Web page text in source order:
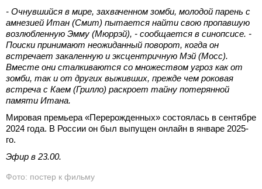
- Очнувшийся в мире, захваченном зомби, молодой парень с
амнезией Итан (Смит) пытается найти свою пропавшую
возлюбленную Эмму (Мюррэй), - сообщается в синопсисе. -
Поиски принимают неожиданный поворот, когда он
встречает закаленную и эксцентричную Мэй (Мосс).
Вместе они сталкиваются со множеством угроз как от
зомби, так и от других выживших, прежде чем роковая
встреча с Каем (Грилло) раскроет тайну потерянной
памяти Итана.
Мировая премьера «Перерожденных» состоялась в сентябре
2024 года. В России он был выпущен онлайн в январе 2025-
го.
Эфир в 23.00.
Фото: постер к фильму